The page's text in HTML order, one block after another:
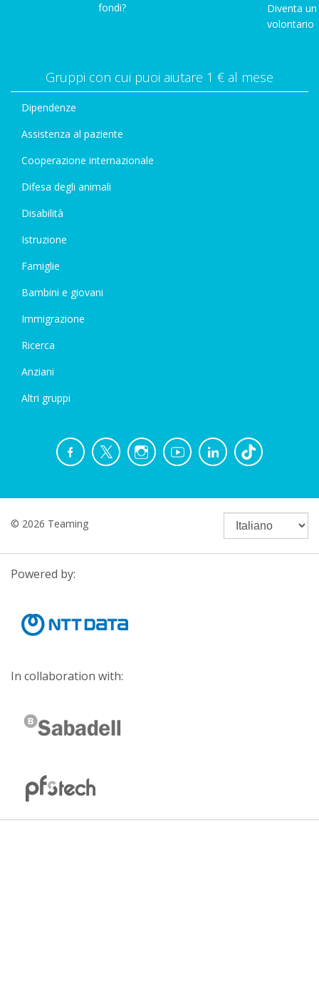
fondi?
Diventa un
volontario
Gruppi con cui puoi aiutare 1 € al mese
Dipendenze
Assistenza al paziente
Cooperazione internazionale
Difesa degli animali
Disabilità
Istruzione
Famiglie
Bambini e giovani
Immigrazione
Ricerca
Anziani
Altri gruppi
© 2026 Teaming
Powered by:
In collaboration with: